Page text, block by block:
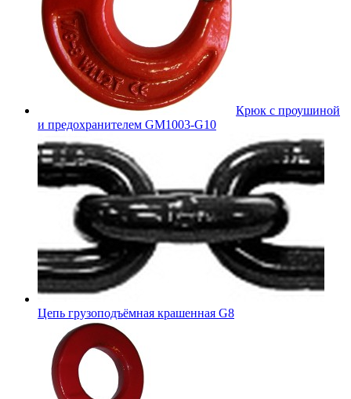
Крюк с проушиной
и предохранителем GM1003-G10
Цепь грузоподъёмная крашенная G8